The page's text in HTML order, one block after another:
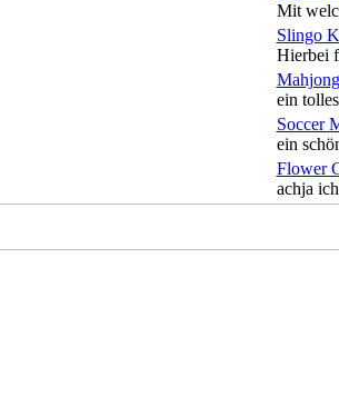
Mit
Slingo
Hierbei
ein
Soccer
ein
Flower
achja